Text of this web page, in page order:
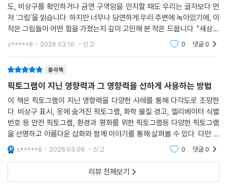
도, 비상구를 확인하거나 금연 구역임을 인지할 때도 우리는 글자보다 먼
저 '그림'을 읽습니다. 하지만 너무나 당연하게 우리 주변에 녹아있기에, 이
작은 그림들이 어떤 힘을 가졌는지 깊이 고민해 본 적은 드뭅니다. 『세상을
바꾸는 픽토그램 이야기』는 바로 그 지점, 우리가 무심히 지나쳤던 시각적
c*****8 2026.03.10. 신고 0 댓글0
종이책
픽토그램이 지닌 영향력과 그 영향력을 선하게 사용하는 방법
이 책은 픽토그램이 지닌 영향력을 다양한 사례를 통해 다각도로 조망한
다. 비상구 표시, 옷에 숨겨진 픽토그램, 화학 물질 경고, 엘리베이터 식별
번호 등 안전 픽토그램, 환경과 평화를 위한 픽토그램등 다양한 픽토그램
을 선명하고 아름다운 삽화와 함께 이야기를 통해 살펴볼 수 있다. 다만 픽
토그램의 선명한 영향으로 인해 편견이 조장되기도 함을 이 책은 밝히고
있다. 아울러 픽
c*****6 2026.03.09. 신고 0 댓글0
리뷰 전체보기